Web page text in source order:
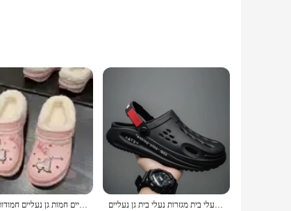
of these sandals make them a versatile addition
support your feet with their robust construction and
making them a standout accessory. The sandals
outfits to create a unique look every time.
חורף חתוכים נעלי גן נעליים חמות גן נעליים חמודות ונעליים גברים אופנתיים חוף סנדלים חיצוני צדפות נוחות נעלי בית מגזרות נעלי בית גן נעליים